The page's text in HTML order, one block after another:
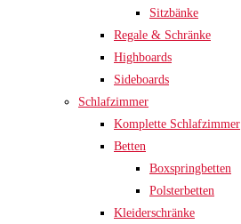
Sitzbänke
Regale & Schränke
Highboards
Sideboards
Schlafzimmer
Komplette Schlafzimmer
Betten
Boxspringbetten
Polsterbetten
Kleiderschränke